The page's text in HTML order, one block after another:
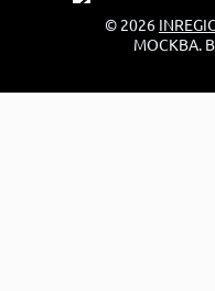
© 2026
МОСКВА.